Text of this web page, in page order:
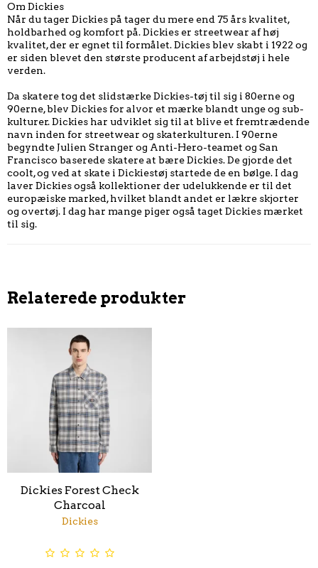
Om Dickies
Når du tager Dickies på tager du mere end 75 års kvalitet,
holdbarhed og komfort på. Dickies er streetwear af høj
kvalitet, der er egnet til formålet. Dickies blev skabt i 1922 og
er siden blevet den største producent af arbejdstøj i hele
verden.
Da skatere tog det slidstærke Dickies-tøj til sig i 80erne og
90erne, blev Dickies for alvor et mærke blandt unge og sub-
kulturer. Dickies har udviklet sig til at blive et fremtrædende
navn inden for streetwear og skaterkulturen. I 90erne
begyndte Julien Stranger og Anti-Hero-teamet og San
Francisco baserede skatere at bære Dickies. De gjorde det
coolt, og ved at skate i Dickiestøj startede de en bølge. I dag
laver Dickies også kollektioner der udelukkende er til det
europæiske marked, hvilket blandt andet er lækre skjorter
og overtøj. I dag har mange piger også taget Dickies mærket
til sig.
Relaterede produkter
Dickies Forest Check
Charcoal
Dickies